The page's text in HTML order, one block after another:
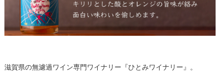
滋賀県の無濾過ワイン専門ワイナリー『ひとみワイナリー』。